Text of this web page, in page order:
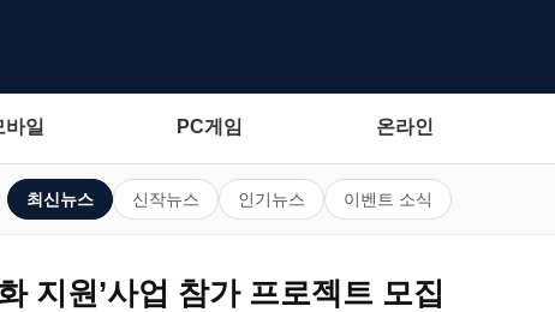
바일 PC게임 온라인
최신뉴스 신작뉴스 인기뉴스 이벤트 소식
지원’사업 참가 프로젝트 모집